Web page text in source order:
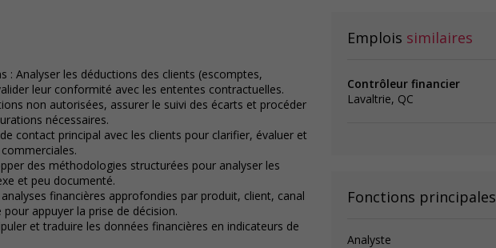
: Analyser les déductions des clients (escomptes,
leur conformité avec les ententes contractuelles.
non autorisées, assurer le suivi des écarts et procéder
nécessaires.
contact principal avec les clients pour clarifier, évaluer et
des méthodologies structurées pour analyser les
et peu documenté.
financières approfondies par produit, client, canal
appuyer la prise de décision.
et traduire les données financières en indicateurs de
Emplois similaires
Contrôleur financier
Lavaltrie, QC
Fonctions principales
Analyste